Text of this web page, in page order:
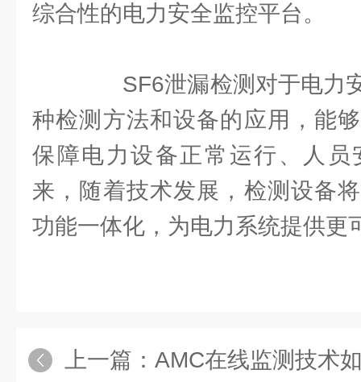
综合性的电力安全监控平台。
SF6泄漏检测对于电力
种检测方法和设备的应用，能
保障电力设备正常运行、人员
来，随着技术发展，检测设备
功能一体化，为电力系统提供更
上一篇： AMC在线监测技术